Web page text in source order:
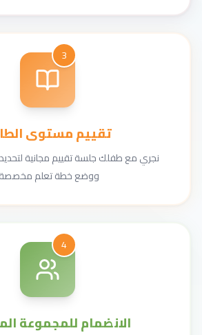
3
تقييم مستوى
نجري مع طفلك جلسة تقييم مجانية
ووضع خطة تعلم
4
الانضمام للمجموعة